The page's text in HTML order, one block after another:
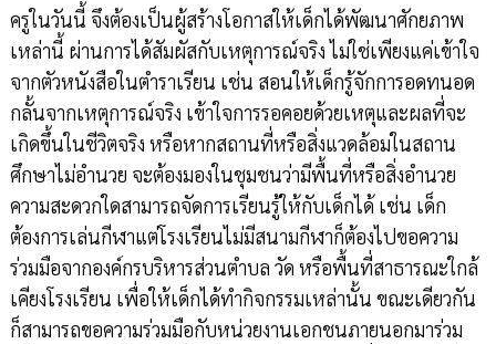
ครูในวันนี้ จึงต้องเป็นผู้สร้างโอกาสให้เด็กได้พัฒนาศักยภาพ
เหล่านี้ ผ่านการได้สัมผัสกับเหตุการณ์จริง ไม่ใช่เพียงแค่เข้าใจ
จากตัวหนังสือในตำราเรียน เช่น สอนให้เด็กรู้จักการอดทนอด
กลั้นจากเหตุการณ์จริง เข้าใจการรอคอยด้วยเหตุและผลที่จะ
เกิดขึ้นในชีวิตจริง หรือหากสถานที่หรือสิ่งแวดล้อมในสถาน
ศึกษาไม่อำนวย จะต้องมองในชุมชนว่ามีพื้นที่หรือสิ่งอำนวย
ความสะดวกใดสามารถจัดการเรียนรู้ให้กับเด็กได้ เช่น เด็ก
ต้องการเล่นกีฬาแต่โรงเรียนไม่มีสนามกีฬาก็ต้องไปขอความ
ร่วมมือจากองค์กรบริหารส่วนตำบล วัด หรือพื้นที่สาธารณะใกล้
เคียงโรงเรียน เพื่อให้เด็กได้ทำกิจกรรมเหล่านั้น ขณะเดียวกัน
ก็สามารถขอความร่วมมือกับหน่วยงานเอกชนภายนอกมาร่วม